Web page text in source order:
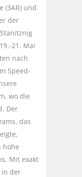
(3AR) und
der
21. Mai
nach
Speed-
wo die
Der
das
hohe
Mit exakt
in der